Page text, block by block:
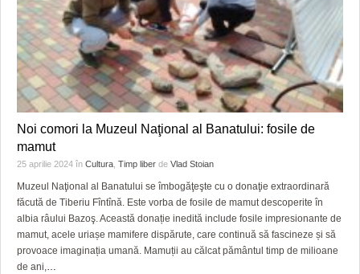
Noi comori la Muzeul Naţional al Banatului: fosile de
mamut
25 aprilie 2024 în Cultura, Timp liber de Vlad Stoian
Muzeul Naţional al Banatului se îmbogăţeşte cu o donaţie extraordinară
făcută de Tiberiu Fîntînă. Este vorba de fosile de mamut descoperite în
albia râului Bazoş. Această donație inedită include fosile impresionante de
mamut, acele uriașe mamifere dispărute, care continuă să fascineze și să
provoace imaginația umană. Mamuții au călcat pământul timp de milioane
de ani,…